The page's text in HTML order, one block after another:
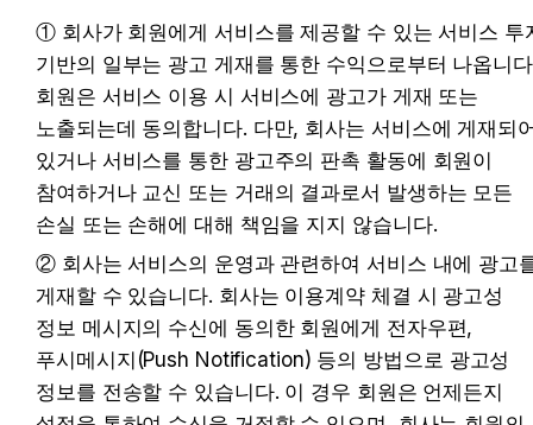
① 회사가 회원에게 서비스를 제공할 수 있는 서비스 투
기반의 일부는 광고 게재를 통한 수익으로부터 나옵니
회원은 서비스 이용 시 서비스에 광고가 게재 또는
노출되는데 동의합니다. 다만, 회사는 서비스에 게재되
있거나 서비스를 통한 광고주의 판촉 활동에 회원이
참여하거나 교신 또는 거래의 결과로서 발생하는 모든
손실 또는 손해에 대해 책임을 지지 않습니다.
② 회사는 서비스의 운영과 관련하여 서비스 내에 광고
게재할 수 있습니다. 회사는 이용계약 체결 시 광고성
정보 메시지의 수신에 동의한 회원에게 전자우편,
푸시메시지(Push Notification) 등의 방법으로 광고성
정보를 전송할 수 있습니다. 이 경우 회원은 언제든지